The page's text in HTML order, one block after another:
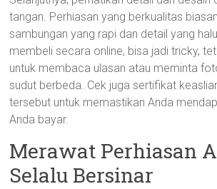
tangan. Perhiasan yang berkualitas
sambungan yang rapi dan detail yang
membeli secara online, bisa jadi tricky,
untuk membaca ulasan atau meminta
sudut berbeda. Cek juga sertifikat
tersebut untuk memastikan Anda
Anda bayar.
Merawat Perhiasan
Selalu Bersinar